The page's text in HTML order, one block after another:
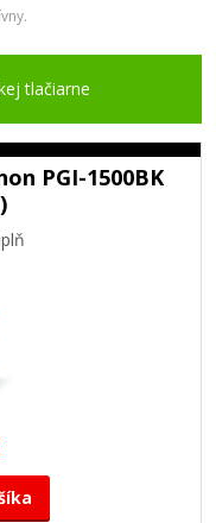
tlačiarne
PGI-1500BK